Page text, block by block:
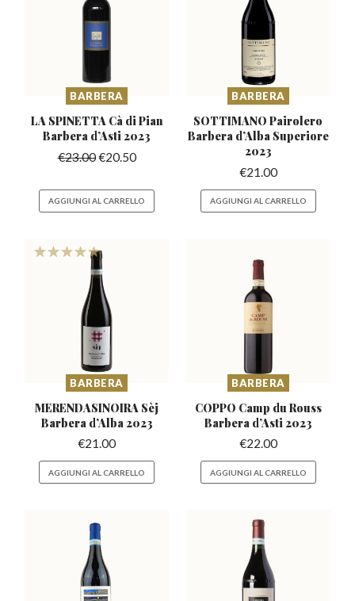
BARBERA
LA SPINETTA Cà di Pian
Barbera d’Asti 2023
€23.00€20.50
AGGIUNGI AL CARRELLO
BARBERA
SOTTIMANO Pairolero
Barbera d’Alba Superiore
2023
€21.00
AGGIUNGI AL CARRELLO
BARBERA
MERENDASINOIRA Sèj
Barbera d’Alba 2023
€21.00
AGGIUNGI AL CARRELLO
BARBERA
COPPO Camp du Rouss
Barbera d’Asti 2023
€22.00
AGGIUNGI AL CARRELLO